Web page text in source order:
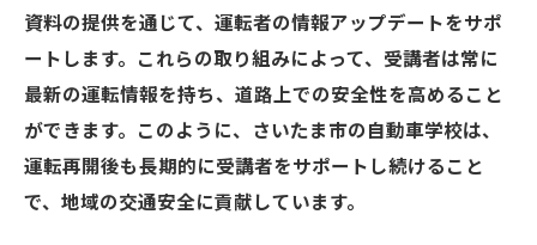
資料の提供を通じて、運転者の情報アップデートをサポ
ートします。これらの取り組みによって、受講者は常に
最新の運転情報を持ち、道路上での安全性を高めること
ができます。このように、さいたま市の自動車学校は、
運転再開後も長期的に受講者をサポートし続けること
で、地域の交通安全に貢献しています。